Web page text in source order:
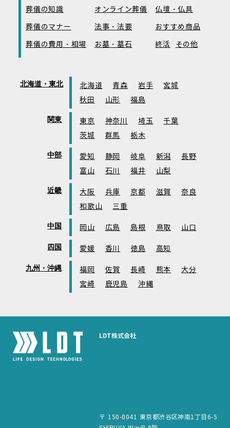
葬儀の知識 オンライン葬儀
仏壇・仏具
葬儀のマナー
法事・法要
おすすめ商品
葬儀の費用・相場
お墓・墓石 終活 その他
北海道・東北 北海道 青森 岩手
宮城
秋田
山形 福島
関東 東京 神奈川 埼玉
千葉
茨城
群馬 栃木
中部 愛知 静岡 岐阜 新潟
長野
富山
石川 福井 山梨
近畿 大阪 兵庫 京都 滋賀
奈良
和歌山
三重
中国 岡山 広島 島根 鳥取 山口
四国 愛媛 香川 徳島 高知
九州・沖縄 福岡 佐賀 長崎 熊本
大分
宮崎
鹿児島 沖縄
LDT株式会社
〒 150-0041 東京都渋谷区神南1丁目6-5